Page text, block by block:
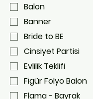
Balon
Banner
Bride to BE
Cinsiyet Partisi
Evlilik Teklifi
Figür Folyo Balon
Flama - Bayrak